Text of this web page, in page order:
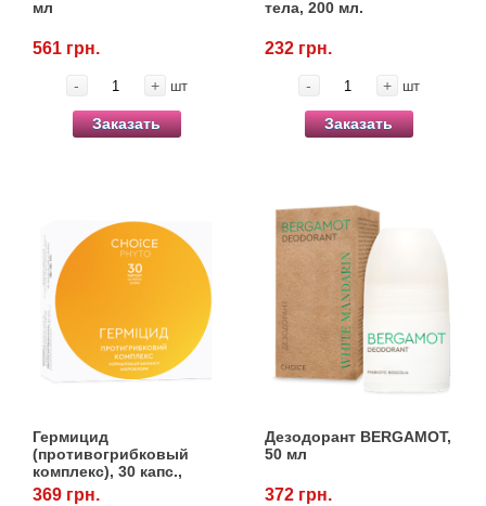
мл
561 грн.
- + шт
Заказать
тела, 200 мл.
232 грн.
- + шт
Заказать
Гермицид
(противогрибковый
комплекс), 30 капс.,
Choice
369 грн.
Дезодорант BERGAMOT,
50 мл
372 грн.